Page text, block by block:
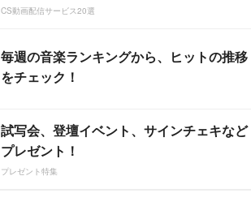
CS動画配信サービス20選
毎週の音楽ランキングから、ヒットの推移
をチェック！
試写会、登壇イベント、サインチェキなど
プレゼント！
プレゼント特集